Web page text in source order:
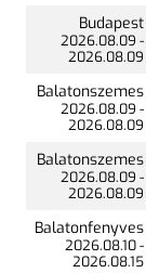
Budapest
2026.08.09 -
2026.08.09
Balatonszemes
2026.08.09 -
2026.08.09
Balatonszemes
2026.08.09 -
2026.08.09
Balatonfenyves
2026.08.10-
2026.08.15